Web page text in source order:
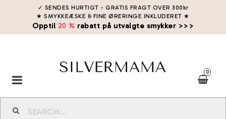
✓ SENDES HURTIGT - GRATIS FRAGT OVER 300kr
★ SMYKKEÆSKE & FINE ØRERINGE INKLUDERET ★
Opptil 20 % rabatt på utvalgte smykker >>>
0
Toggle
navigation